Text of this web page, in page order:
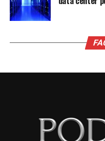
Virgjëresha
nevojës së tyre për
ndihen konkurrues
ritmin e saj personal